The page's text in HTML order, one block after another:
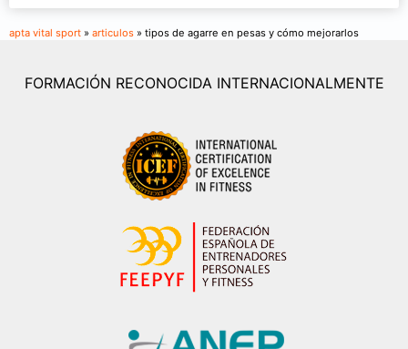
apta vital sport » articulos » tipos de agarre en pesas y cómo mejorarlos
FORMACIÓN RECONOCIDA INTERNACIONALMENTE